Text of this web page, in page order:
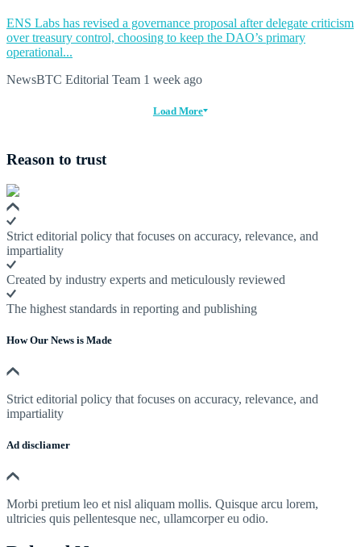
ENS Labs has revised a governance proposal after delegate criticism
over treasury control, choosing to keep the DAO’s primary
operational...
NewsBTC Editorial Team 1 week ago
Load More
Reason to trust
Strict editorial policy that focuses on accuracy, relevance, and
impartiality
Created by industry experts and meticulously reviewed
The highest standards in reporting and publishing
How Our News is Made
Strict editorial policy that focuses on accuracy, relevance, and
impartiality
Ad discliamer
Morbi pretium leo et nisl aliquam mollis. Quisque arcu lorem,
ultricies quis pellentesque nec, ullamcorper eu odio.